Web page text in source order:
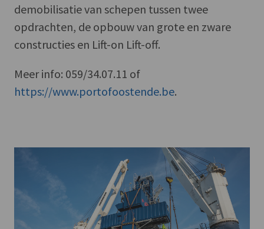
demobilisatie van schepen tussen twee
opdrachten, de opbouw van grote en zware
constructies en Lift-on Lift-off.
Meer info: 059/34.07.11 of
https://www.portofoostende.be.